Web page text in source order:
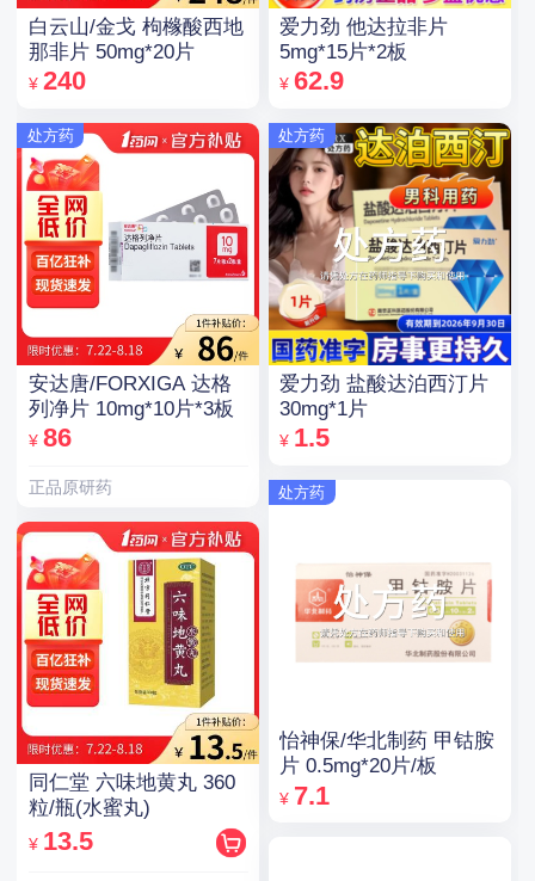
白云山/金戈 枸橼酸西地
那非片 50mg*20片
¥ 240
处方药
安达唐/FORXIGA 达格
列净片 10mg*10片*3板
¥ 86
正品原研药
同仁堂 六味地黄丸 360
粒/瓶(水蜜丸)
¥ 13.5
爱力劲 他达拉非片
5mg*15片*2板
¥ 62.9
处方药
爱力劲 盐酸达泊西汀片
30mg*1片
¥ 1.5
处方药
怡神保/华北制药 甲钴胺
片 0.5mg*20片/板
¥ 7.1